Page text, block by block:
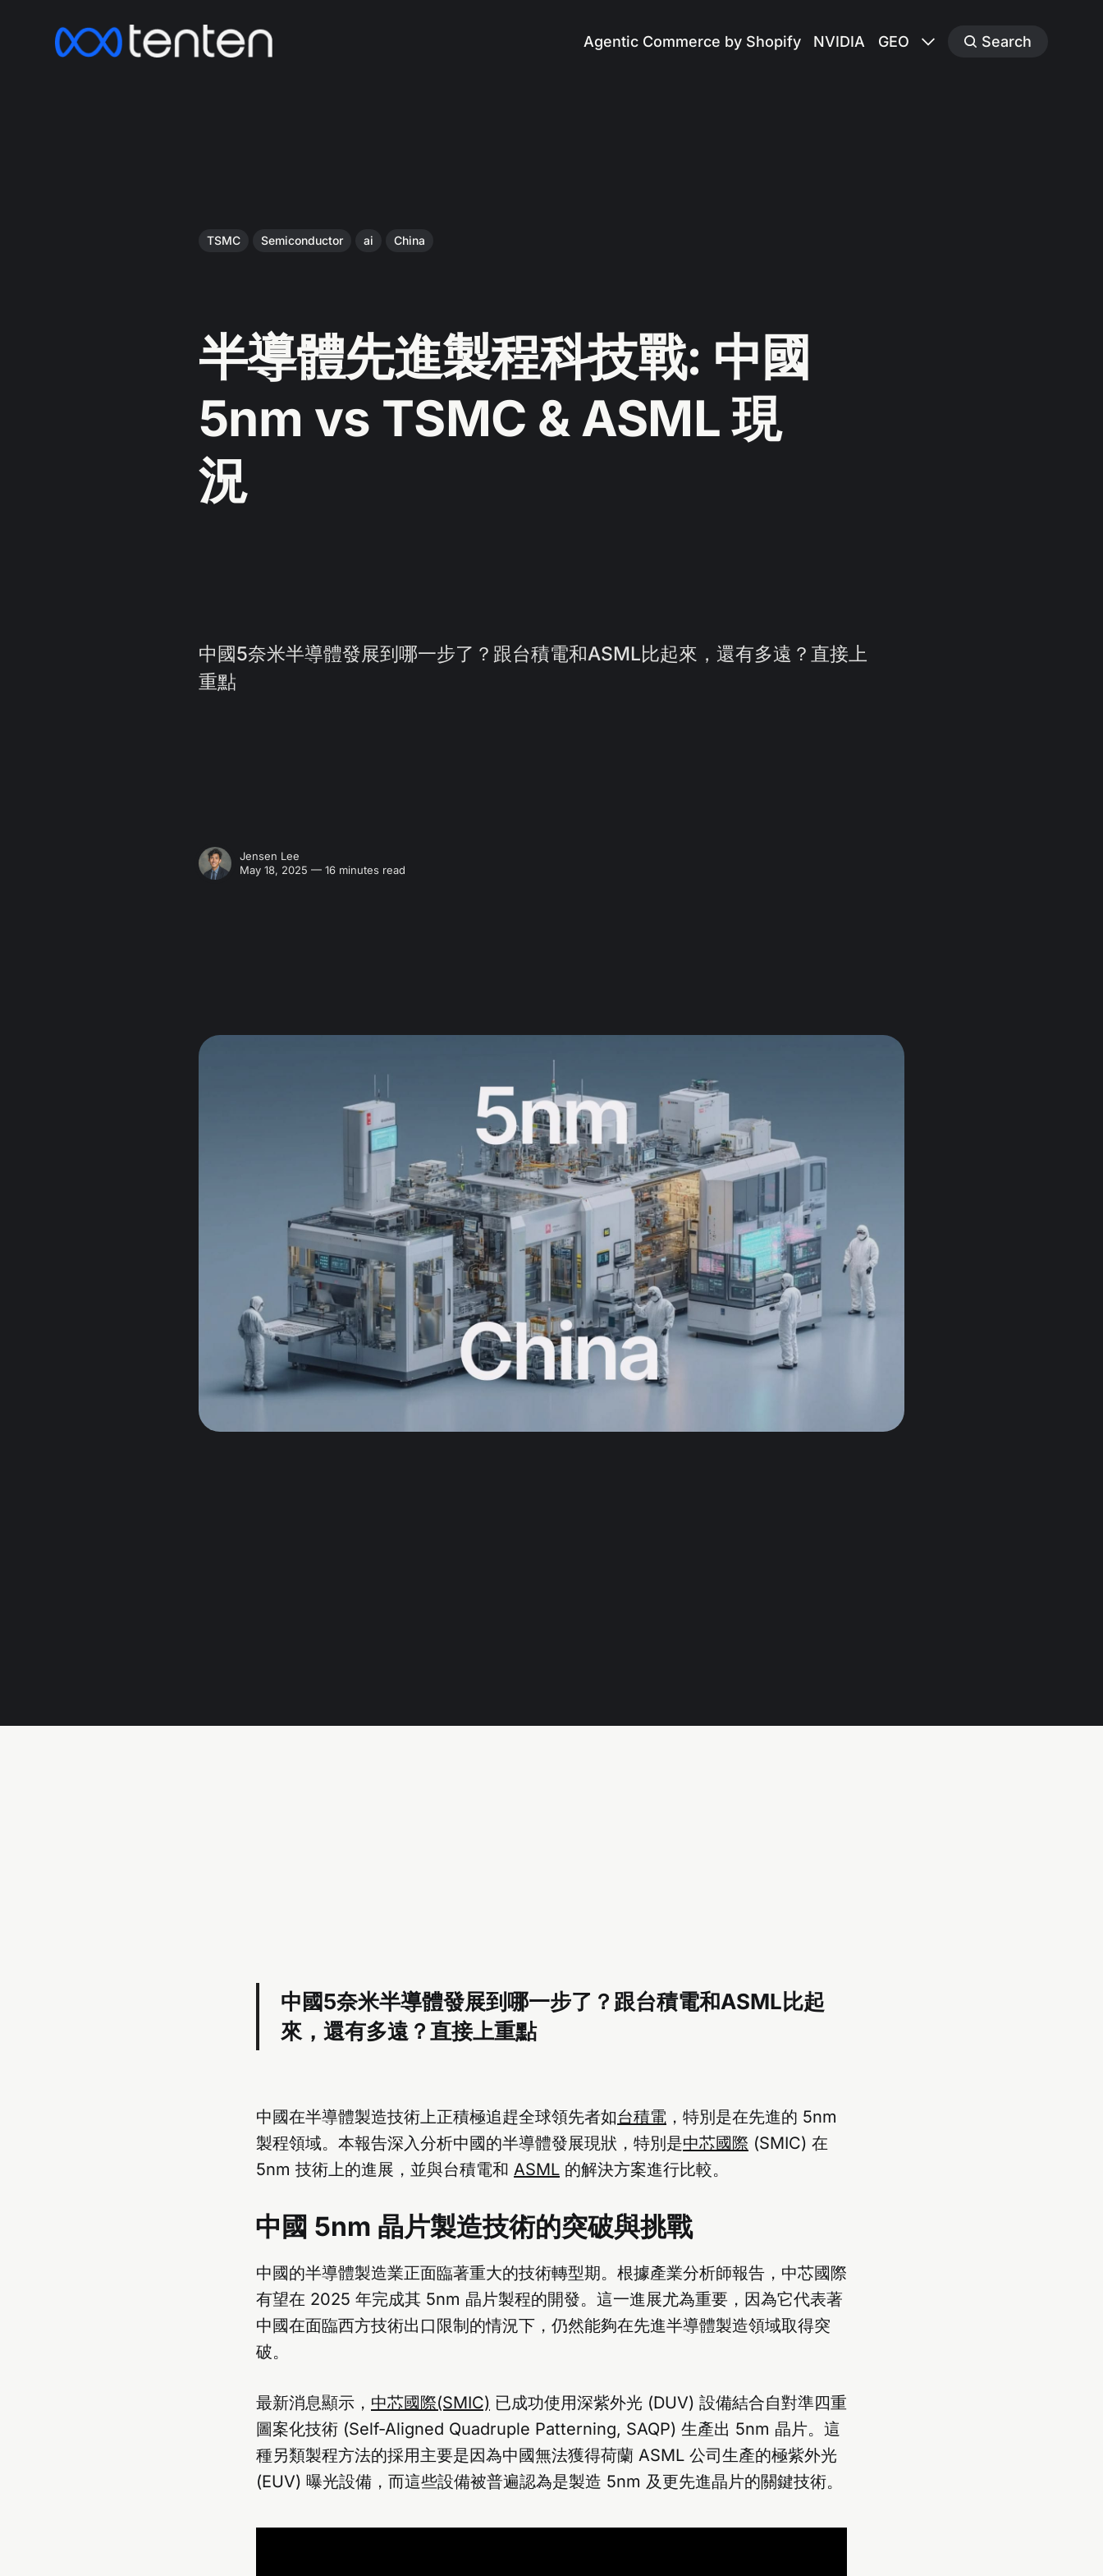
Agentic Commerce by Shopify NVIDIA GEO Search
TSMC Semiconductor ai China
半導體先進製程科技戰: 中國
5nm vs TSMC & ASML 現
況
中國5奈米半導體發展到哪一步了？跟台積電和ASML比起來，還有多遠？直接上
重點
Jensen Lee
May 18, 2025 — 16 minutes read
中國5奈米半導體發展到哪一步了？跟台積電和ASML比起
來，還有多遠？直接上重點
中國在半導體製造技術上正積極追趕全球領先者如台積電 ，特別是在先進的 5nm
製程領域。本報告深入分析中國的半導體發展現狀，特別是中芯國際 (SMIC) 在
5nm 技術上的進展，並與台積電和 ASML 的解決方案進行比較。
中國 5nm 晶片製造技術的突破與挑戰
中國的半導體製造業正面臨著重大的技術轉型期。根據產業分析師報告，中芯國際
有望在 2025 年完成其 5nm 晶片製程的開發。這一進展尤為重要，因為它代表著
中國在面臨西方技術出口限制的情況下，仍然能夠在先進半導體製造領域取得突
破。
最新消息顯示， 中芯國際(SMIC) 已成功使用深紫外光 (DUV) 設備結合自對準四重
圖案化技術 (Self-Aligned Quadruple Patterning, SAQP) 生產出 5nm 晶片。這
種另類製程方法的採用主要是因為中國無法獲得荷蘭 ASML 公司生產的極紫外光
(EUV) 曝光設備，而這些設備被普遍認為是製造 5nm 及更先進晶片的關鍵技術。